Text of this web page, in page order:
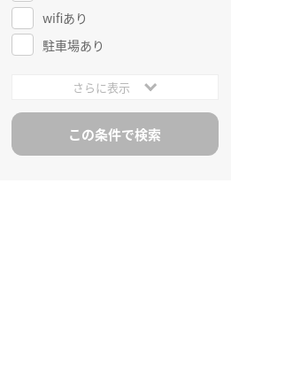
wifiあり
駐車場あり
さらに表示